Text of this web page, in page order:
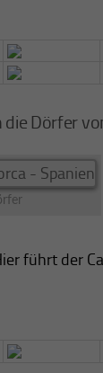
Dörfer
führt der